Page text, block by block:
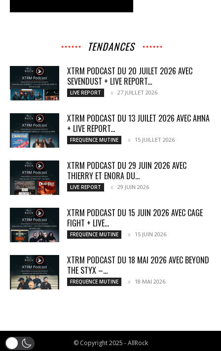
TENDANCES
XTRM PODCAST DU 20 JUILET 2026 AVEC
SEVENDUST + LIVE REPORT...
LIVE REPORT 27 JUILLET 2026
XTRM PODCAST DU 13 JUILET 2026 AVEC AĦNA
+ LIVE REPORT...
FREQUENCE MUTINE 15 JUILLET 2026
XTRM PODCAST DU 29 JUIN 2026 AVEC
THIERRY ET ENORA DU...
LIVE REPORT 29 JUIN 2026
XTRM PODCAST DU 15 JUIN 2026 AVEC CAGE
FIGHT + LIVE...
FREQUENCE MUTINE 15 JUIN 2026
XTRM PODCAST DU 18 MAI 2026 AVEC BEYOND
THE STYX –...
FREQUENCE MUTINE 18 MAI 2026
© Copyright 2025 - AllRock